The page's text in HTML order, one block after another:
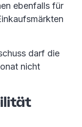
ebenfalls für
darf die
nicht